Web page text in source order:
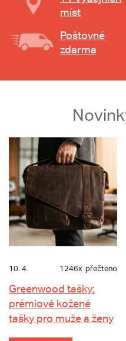
míst
Poštovné
zdarma
10. 4. 1246x přečteno
Greenwood tašky:
prémiové kožené
tašky pro muže a ženy